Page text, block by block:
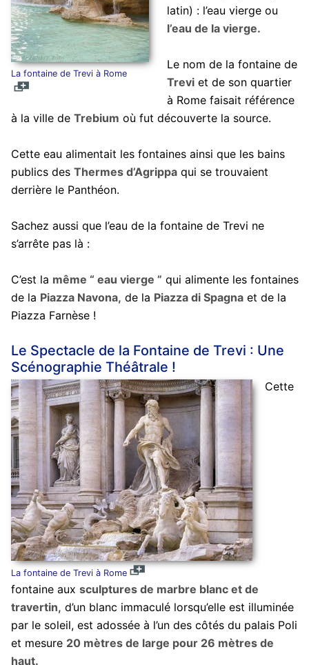
La fontaine de Trevi à Rome
latin) : l’eau vierge ou
l’eau de la vierge.
Le nom de la fontaine de
Treviet de son quartier
à Rome faisait référence
à la ville de Trebium où fut découverte la source.
Cette eau alimentait les fontaines ainsi que les bains
publics des Thermes d’Agrippaqui se trouvaient
derrière le Panthéon.
Sachez aussi que l’eau de la fontaine de Trevi ne
s’arrête pas là :
C’est la même “ eau vierge ” qui alimente les fontaines
de la Piazza Navona, de la Piazza di Spagnaet de la
Piazza Farnèse !
Le Spectacle de la Fontaine de Trevi : Une
Scénographie Théâtrale !
La fontaine de Trevi à Rome
Cette
fontaine aux sculptures de marbre blanc et de
travertin, d’un blanc immaculé lorsqu’elle est illuminée
par le soleil, est adossée à l’un des côtés du palais Poli
et mesure 20 mètres de large pour 26 mètres de
haut.